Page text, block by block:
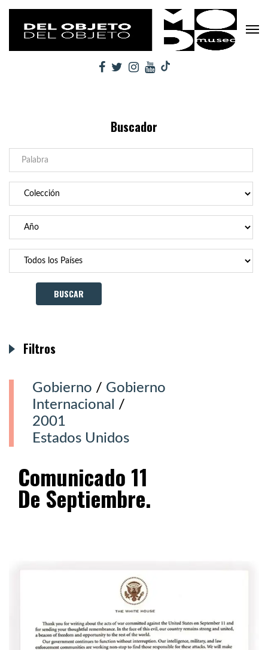
Buscador
Gobierno / Gobierno
Internacional /
2001
Estados Unidos
Comunicado 11
De Septiembre.
Filtros